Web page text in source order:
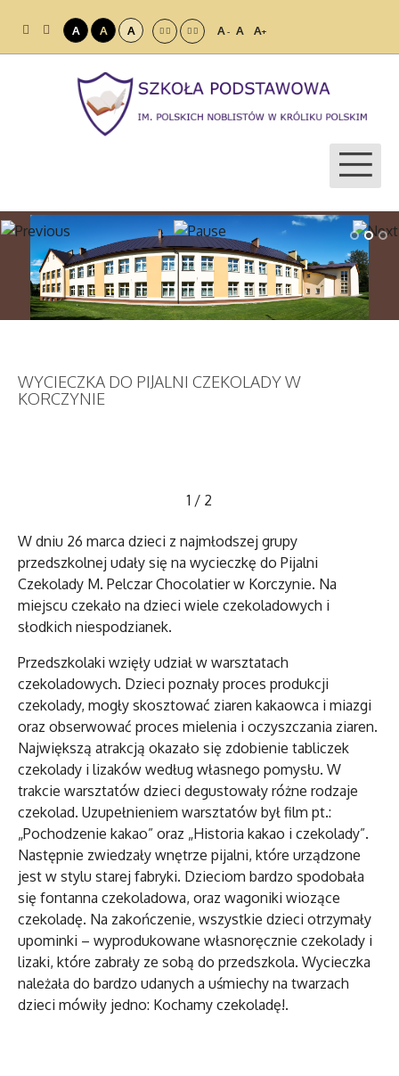
A A A A- A A+
WYCIECZKA DO PIJALNI CZEKOLADY W
KORCZYNIE
1 / 2
W dniu 26 marca dzieci z najmłodszej grupy
przedszkolnej udały się na wycieczkę do Pijalni
Czekolady M. Pelczar Chocolatier w Korczynie. Na
miejscu czekało na dzieci wiele czekoladowych i
słodkich niespodzianek.
Przedszkolaki wzięły udział w warsztatach
czekoladowych. Dzieci poznały proces produkcji
czekolady, mogły skosztować ziaren kakaowca i miazgi
oraz obserwować proces mielenia i oczyszczania ziaren.
Największą atrakcją okazało się zdobienie tabliczek
czekolady i lizaków według własnego pomysłu. W
trakcie warsztatów dzieci degustowały różne rodzaje
czekolad. Uzupełnieniem warsztatów był film pt.:
„Pochodzenie kakao” oraz „Historia kakao i czekolady”.
Następnie zwiedzały wnętrze pijalni, które urządzone
jest w stylu starej fabryki. Dzieciom bardzo spodobała
się fontanna czekoladowa, oraz wagoniki wiozące
czekoladę. Na zakończenie, wszystkie dzieci otrzymały
upominki – wyprodukowane własnoręcznie czekolady i
lizaki, które zabrały ze sobą do przedszkola. Wycieczka
należała do bardzo udanych a uśmiechy na twarzach
dzieci mówiły jedno: Kochamy czekoladę!.